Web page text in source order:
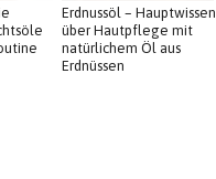
Erdnussöl – Hauptwissen
über Hautpflege mit
natürlichem Öl aus
Erdnüssen